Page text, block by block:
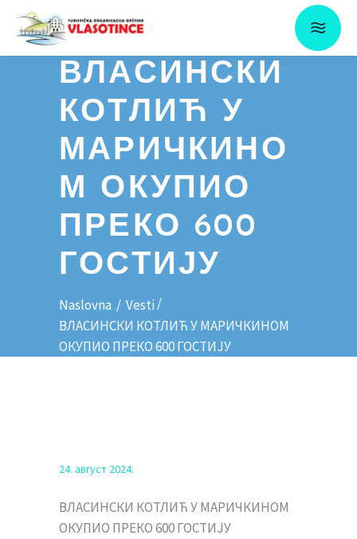
ВЛАСИНСКИ
КОТЛИЋ У
МАРИЧКИНО
М ОКУПИО
ПРЕКО 600
ГОСТИЈУ
Naslovna / Vesti /
ВЛАСИНСКИ КОТЛИЋ У МАРИЧКИНОМ
ОКУПИО ПРЕКО 600 ГОСТИЈУ
24. август 2024.
ВЛАСИНСКИ КОТЛИЋ У МАРИЧКИНОМ
ОКУПИО ПРЕКО 600 ГОСТИЈУ